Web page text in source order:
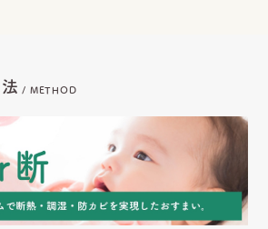
/ METHOD